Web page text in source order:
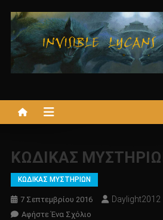
στο
περιεχόμενο
ΚΩΔΙΚΑΣ
ΚΩΔΙΚΑΣ ΜΥΣΤΗΡΙΩΝ
7 Σεπτεμβρίου 2016 Daylight2012
Αφήστε Ένα ΣχόλιοΓια